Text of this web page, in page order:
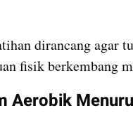
dirancang agar
fisik berkembang
Aerobik